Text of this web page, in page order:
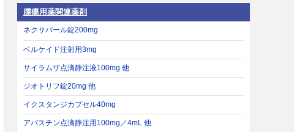
腫瘍用薬関連薬剤
ネクサバール錠200mg
ベルケイド注射用3mg
サイラムザ点滴静注液100mg 他
ジオトリフ錠20mg 他
イクスタンジカプセル40mg
アバスチン点滴静注用100mg／4mL 他